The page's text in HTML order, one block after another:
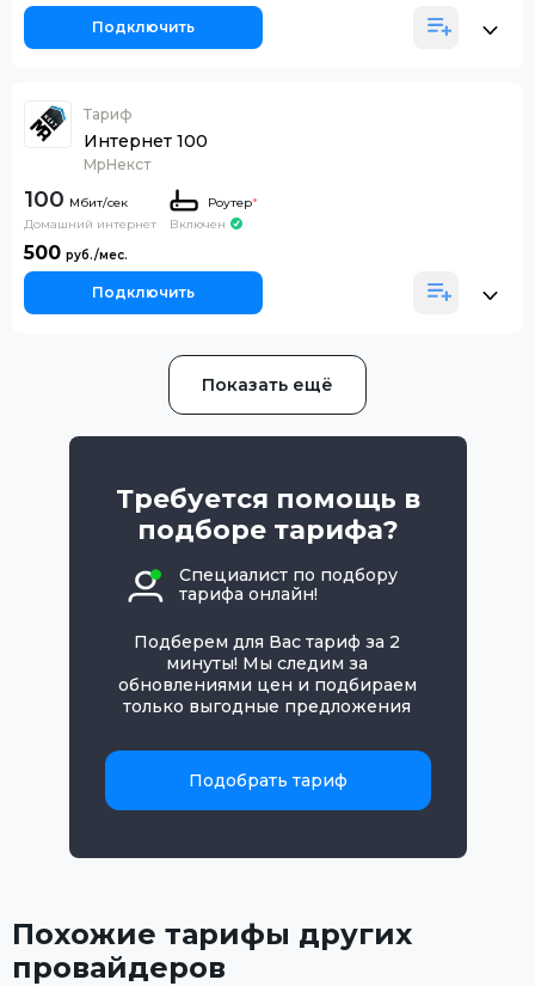
Подключить
Тариф
Интернет 100
МрНекст
100
Домашний интернет
Роутер*
Включен
500
Подключить
Показать ещё
Требуется помощь в
подборе тарифа?
Специалист по подбору
тарифа онлайн!
Подберем для Вас тариф за 2
минуты! Мы следим за
обновлениями цен и подбираем
только выгодные предложения
Подобрать тариф
Похожие тарифы других
провайдеров